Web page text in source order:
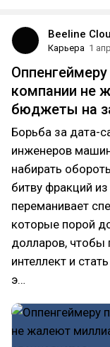
Beeline
Карьера 1 апр
компании не
бюджеты на
Борьба за дата-
инженеров
набирать
битву фракций
переманивает
которые порой
долларов, чтобы
интеллект и
э…